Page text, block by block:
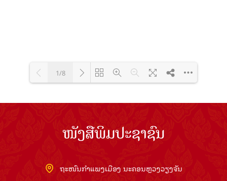
Loading PDF 100% ...
1/8
ໜັງສືພິມປະຊາຊົນ
ຖະໜົນກຳແພງເມືອງ ນະຄອນຫຼວງວຽງຈັນ